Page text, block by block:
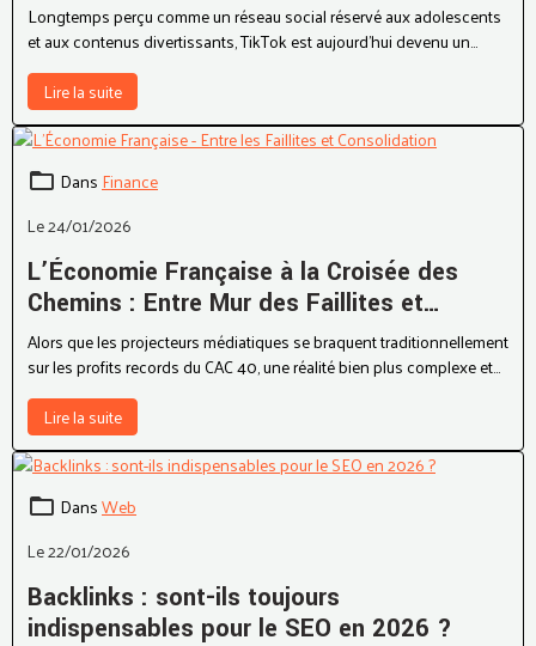
Longtemps perçu comme un réseau social réservé aux adolescents
et aux contenus divertissants, TikTok est aujourd’hui devenu un
levier marketing incontournable pour les entreprises.
Lire la suite
DansFinance
Le 24/01/2026
L’Économie Française à la Croisée des
Chemins : Entre Mur des Faillites et
Grandes Manœuvres de Consolidation
Alors que les projecteurs médiatiques se braquent traditionnellement
sur les profits records du CAC 40, une réalité bien plus complexe et
contrastée se dessine dans les coulisses de l’économie réelle.
Lire la suite
DansWeb
Le 22/01/2026
Backlinks : sont-ils toujours
indispensables pour le SEO en 2026 ?